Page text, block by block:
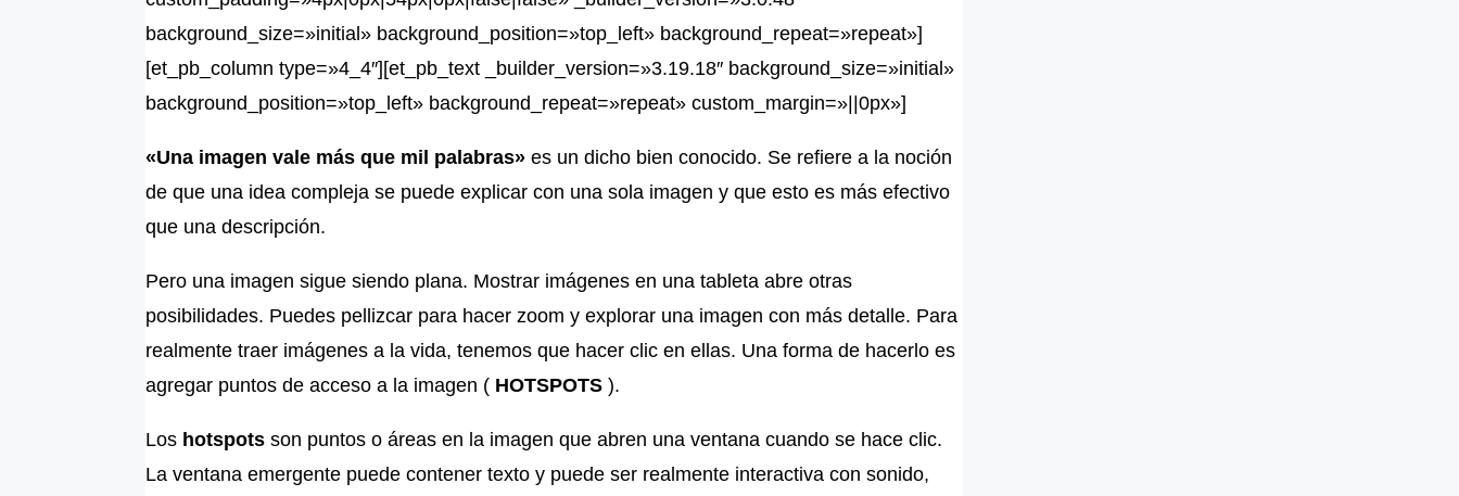
background_size=»initial» background_position=»top_left» background_repeat=»repeat»]
[et_pb_column type=»4_4″][et_pb_text _builder_version=»3.19.18″ background_size=»initial»
background_position=»top_left» background_repeat=»repeat» custom_margin=»||0px»]
«Una imagen vale más que mil palabras» es un dicho bien conocido. Se refiere a la noción
de que una idea compleja se puede explicar con una sola imagen y que esto es más efectivo
que una descripción.
Pero una imagen sigue siendo plana. Mostrar imágenes en una tableta abre otras
posibilidades. Puedes pellizcar para hacer zoom y explorar una imagen con más detalle. Para
realmente traer imágenes a la vida, tenemos que hacer clic en ellas. Una forma de hacerlo es
agregar puntos de acceso a la imagen ( HOTSPOTS ).
Los hotspots son puntos o áreas en la imagen que abren una ventana cuando se hace clic.
La ventana emergente puede contener texto y puede ser realmente interactiva con sonido,